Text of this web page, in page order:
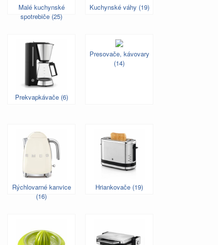
Malé kuchynské
spotrebiče (25)
Kuchynské váhy (19)
Prekvapkávače (6)
Presovače, kávovary
(14)
Rýchlovarné kanvice
(16)
Hriankovače (19)